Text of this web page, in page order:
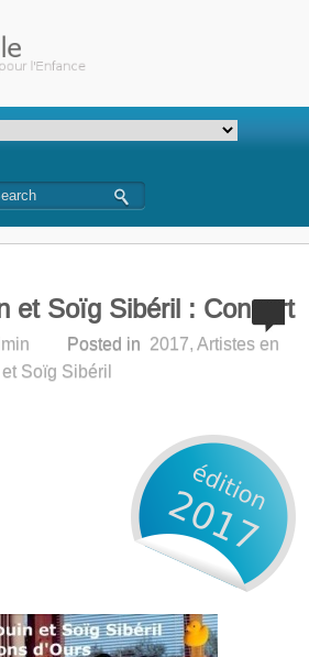
et Soïg Sibéril : Concert
Posted in 2017,Artistes en
et Soïg Sibéril